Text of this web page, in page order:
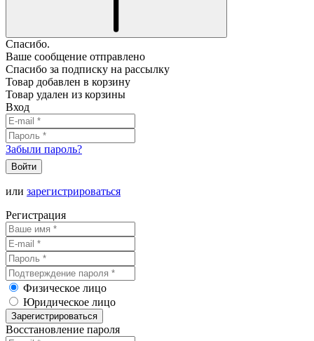
Спасибо.
Ваше сообщение отправлено
Спасибо за подписку на рассылку
Товар добавлен в корзину
Товар удален из корзины
Вход
Забыли пароль?
Войти
или зарегистрироваться
Регистрация
Физическое лицо
Юридическое лицо
Зарегистрироваться
Восстановление пароля